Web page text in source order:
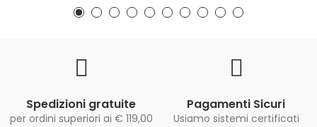
Spedizioni gratuite
per ordini superiori ai € 119,00
Pagamenti Sicuri
Usiamo sistemi certificati